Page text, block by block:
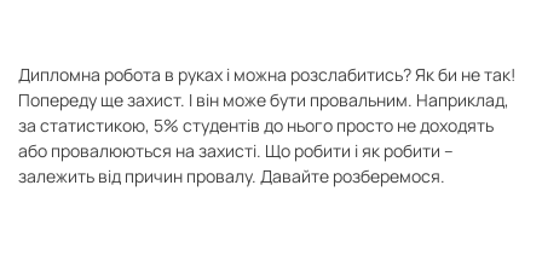
Дипломна робота в руках і можна розслабитись? Як би не так!
Попереду ще захист. І він може бути провальним. Наприклад,
за статистикою, 5% студентів до нього просто не доходять
або провалюються на захисті. Що робити і як робити –
залежить від причин провалу. Давайте розберемося.